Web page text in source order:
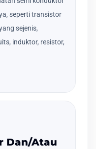
seperti transistor
sejenis,
induktor, resistor,
Dan/Atau